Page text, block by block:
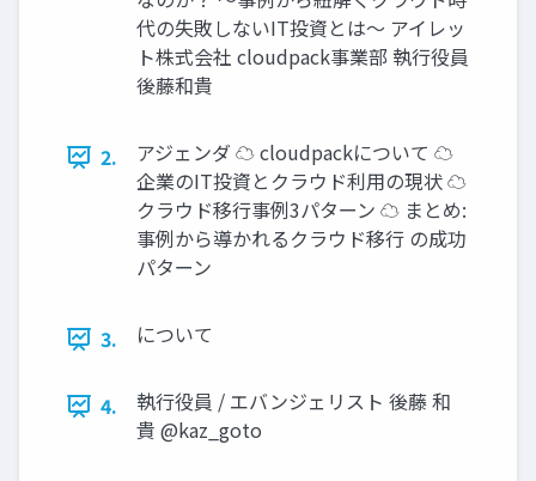
代の失敗しないIT投資とは〜 アイレッ
ト株式会社 cloudpack事業部 執行役員
後藤和貴
2.
アジェンダ ☁ cloudpackについて ☁
企業のIT投資とクラウド利用の現状 ☁
クラウド移行事例3パターン ☁ まとめ:
事例から導かれるクラウド移行 の成功
パターン
3. について
4.
執行役員 / エバンジェリスト 後藤 和
貴 @kaz_goto